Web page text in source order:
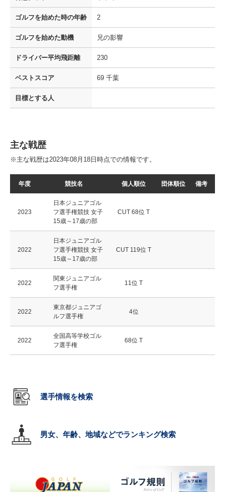
ゴルフを始めた時の年齢 2
ゴルフを始めた動機 兄の影響
ドライバー平均飛距離 230
ベストスコア 69 千葉
目標とする人
主な戦歴
※主な戦歴は2023年08月18日時点での情報です。
年度 競技名 個人順位 団体順位 備考
2023
日本ジュニアゴル
フ選手権競技 女子
15歳～17歳の部
CUT 68位 T
2022
日本ジュニアゴル
フ選手権競技 女子
15歳～17歳の部
CUT 119位 T
2022
関東ジュニアゴル
フ選手権
11位 T
2022
東京都ジュニアゴ
ルフ選手権
4位
2022
全国高等学校ゴル
フ選手権
68位 T
選手情報を検索
男女、年齢、地域などでランキング検索